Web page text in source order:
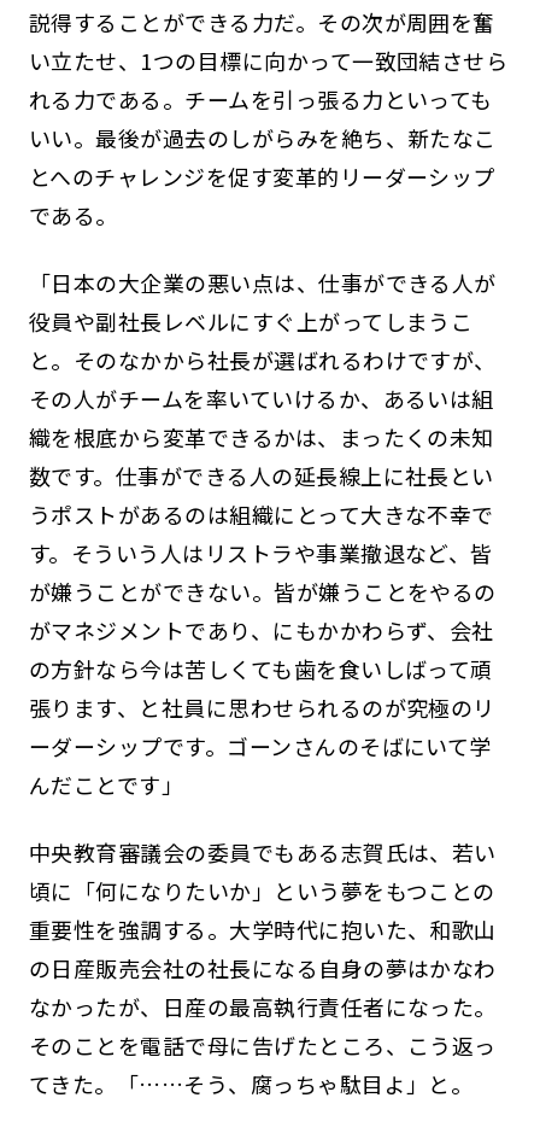
説得することができる力だ。その次が周囲を奮
い立たせ、1つの目標に向かって一致団結させら
れる力である。チームを引っ張る力といっても
いい。最後が過去のしがらみを絶ち、新たなこ
とへのチャレンジを促す変革的リーダーシップ
である。
「日本の大企業の悪い点は、仕事ができる人が
役員や副社長レベルにすぐ上がってしまうこ
と。そのなかから社長が選ばれるわけですが、
その人がチームを率いていけるか、あるいは組
織を根底から変革できるかは、まったくの未知
数です。仕事ができる人の延長線上に社長とい
うポストがあるのは組織にとって大きな不幸で
す。そういう人はリストラや事業撤退など、皆
が嫌うことができない。皆が嫌うことをやるの
がマネジメントであり、にもかかわらず、会社
の方針なら今は苦しくても歯を食いしばって頑
張ります、と社員に思わせられるのが究極のリ
ーダーシップです。ゴーンさんのそばにいて学
んだことです」
中央教育審議会の委員でもある志賀氏は、若い
頃に「何になりたいか」という夢をもつことの
重要性を強調する。大学時代に抱いた、和歌山
の日産販売会社の社長になる自身の夢はかなわ
なかったが、日産の最高執行責任者になった。
そのことを電話で母に告げたところ、こう返っ
てきた。「……そう、腐っちゃ駄目よ」と。